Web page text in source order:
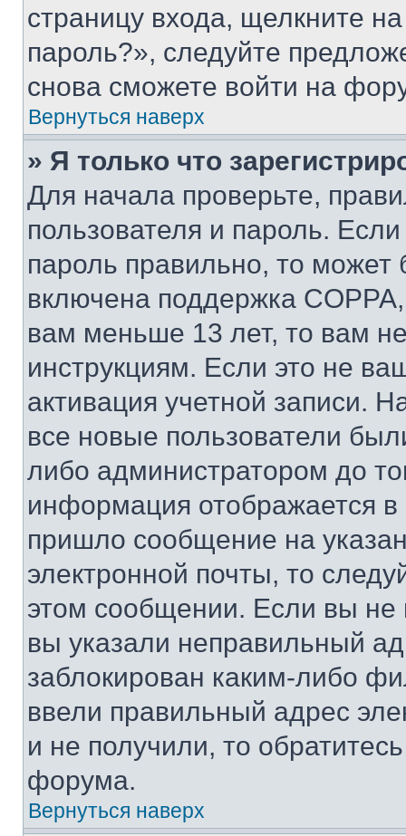
страницу входа, щелкните
пароль?», следуйте
снова сможете войти на
Вернуться наверх
» Я только что
Для начала проверьте,
пользователя и пароль.
пароль правильно, то может
включена поддержка
вам меньше 13 лет, то вам
инструкциям. Если это не
активация учетной записи.
все новые пользователи
либо администратором до
информация отображается
пришло сообщение на
электронной почты, то
этом сообщении. Если вы
вы указали неправильный
заблокирован каким-либо
ввели правильный адрес
и не получили, то
форума.
Вернуться наверх